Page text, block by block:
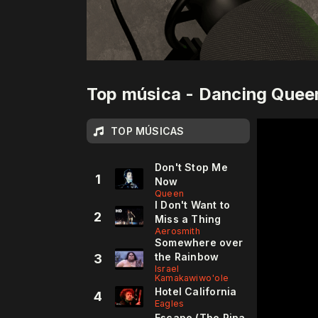
Top música - Dancing
TOP MÚSICAS
1
Don't Stop Me
Now
Queen
2
I Don't Want to
Miss a Thing
Aerosmith
3
Somewhere over
the Rainbow
Israel
Kamakawiwo'ole
4 Hotel California
Eagles